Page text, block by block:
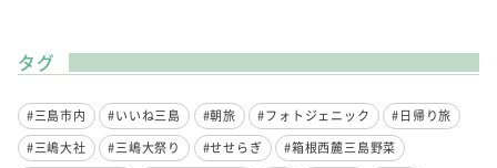
タグ
#三島市内 #いいね三島 #朝旅 #フォトジェニック
#日帰り旅
#三嶋大社
#三嶋大祭り #せせらぎ
#箱根西麓三島野菜